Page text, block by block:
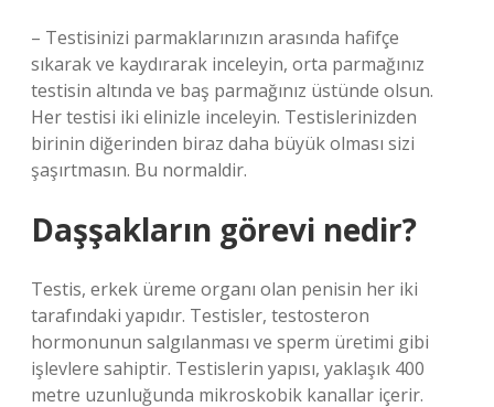
– Testisinizi parmaklarınızın arasında hafifçe
sıkarak ve kaydırarak inceleyin, orta parmağınız
testisin altında ve baş parmağınız üstünde olsun.
Her testisi iki elinizle inceleyin. Testislerinizden
birinin diğerinden biraz daha büyük olması sizi
şaşırtmasın. Bu normaldir.
Daşşakların görevi nedir?
Testis, erkek üreme organı olan penisin her iki
tarafındaki yapıdır. Testisler, testosteron
hormonunun salgılanması ve sperm üretimi gibi
işlevlere sahiptir. Testislerin yapısı, yaklaşık 400
metre uzunluğunda mikroskobik kanallar içerir.